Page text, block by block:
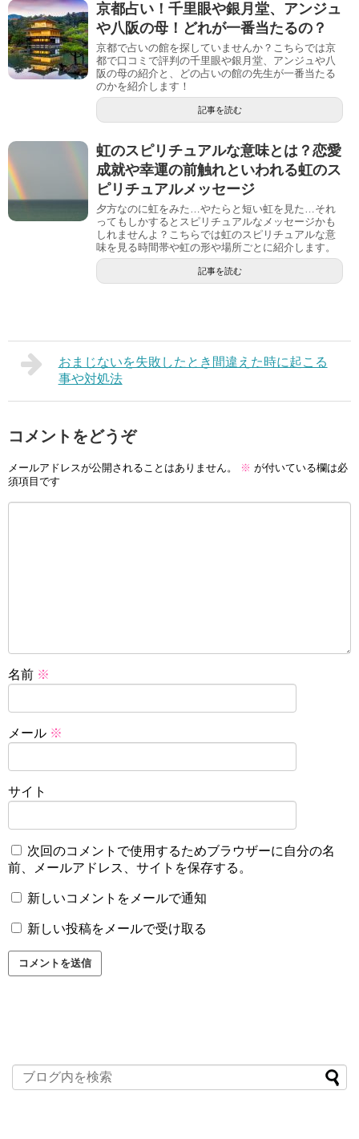
京都占い！千里眼や銀月堂、アンジュ
や八阪の母！どれが一番当たるの？
京都で占いの館を探していませんか？こちらでは京
都で口コミで評判の千里眼や銀月堂、アンジュや八
阪の母の紹介と、どの占いの館の先生が一番当たる
のかを紹介します！
記事を読む
虹のスピリチュアルな意味とは？恋愛
成就や幸運の前触れといわれる虹のス
ピリチュアルメッセージ
夕方なのに虹をみた…やたらと短い虹を見た…それ
ってもしかするとスピリチュアルなメッセージかも
しれませんよ？こちらでは虹のスピリチュアルな意
味を見る時間帯や虹の形や場所ごとに紹介します。
記事を読む
おまじないを失敗したとき間違えた時に起こる
事や対処法
コメントをどうぞ
メールアドレスが公開されることはありません。 ※ が付いている欄は必
須項目です
名前 ※
メール ※
サイト
次回のコメントで使用するためブラウザーに自分の名
前、メールアドレス、サイトを保存する。
新しいコメントをメールで通知
新しい投稿をメールで受け取る